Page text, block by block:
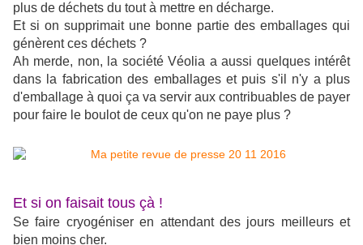
plus de déchets du tout à mettre en décharge.
Et si on supprimait une bonne partie des emballages qui
génèrent ces déchets ?
Ah merde, non, la société Véolia a aussi quelques intérêt
dans la fabrication des emballages et puis s'il n'y a plus
d'emballage à quoi ça va servir aux contribuables de payer
pour faire le boulot de ceux qu'on ne paye plus ?
Et si on faisait tous çà !
Se faire cryogéniser en attendant des jours meilleurs et
bien moins cher.